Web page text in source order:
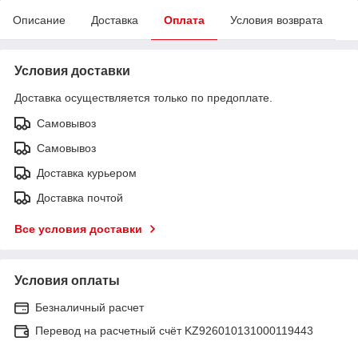
Описание Доставка Оплата Условия возврата
Условия доставки
Доставка осуществляется только по предоплате.
Самовывоз
Самовывоз
Доставка курьером
Доставка почтой
Все условия доставки
Условия оплаты
Безналичный расчет
Перевод на расчетный счёт KZ926010131000119443